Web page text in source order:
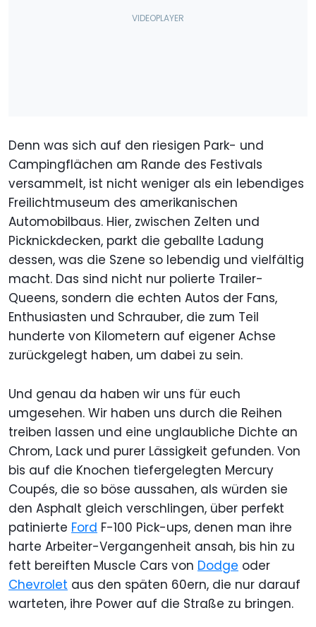
Denn was sich auf den riesigen Park- und
Campingflächen am Rande des Festivals
versammelt, ist nicht weniger als ein lebendiges
Freilichtmuseum des amerikanischen
Automobilbaus. Hier, zwischen Zelten und
Picknickdecken, parkt die geballte Ladung
dessen, was die Szene so lebendig und vielfältig
macht. Das sind nicht nur polierte Trailer-
Queens, sondern die echten Autos der Fans,
Enthusiasten und Schrauber, die zum Teil
hunderte von Kilometern auf eigener Achse
zurückgelegt haben, um dabei zu sein.
Und genau da haben wir uns für euch
umgesehen. Wir haben uns durch die Reihen
treiben lassen und eine unglaubliche Dichte an
Chrom, Lack und purer Lässigkeit gefunden. Von
bis auf die Knochen tiefergelegten Mercury
Coupés, die so böse aussahen, als würden sie
den Asphalt gleich verschlingen, über perfekt
patinierte Ford F-100 Pick-ups, denen man ihre
harte Arbeiter-Vergangenheit ansah, bis hin zu
fett bereiften Muscle Cars von Dodge oder
Chevrolet aus den späten 60ern, die nur darauf
warteten, ihre Power auf die Straße zu bringen.